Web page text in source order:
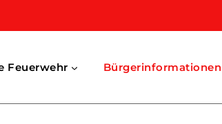
Feuerwehr Bürgerinformationen